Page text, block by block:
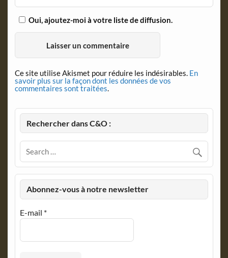
Oui, ajoutez-moi à votre liste de diffusion.
Ce site utilise Akismet pour réduire les indésirables. En
savoir plus sur la façon dont les données de vos
commentaires sont traitées.
Rechercher dans C&O :
Abonnez-vous à notre newsletter
E-mail *